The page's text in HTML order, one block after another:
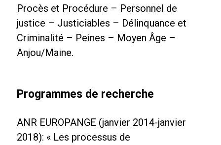
Procès et Procédure – Personnel de
justice – Justiciables – Délinquance et
Criminalité – Peines – Moyen Âge –
Anjou/Maine.
Programmes de recherche
ANR EUROPANGE (janvier 2014-janvier
2018): « Les processus de